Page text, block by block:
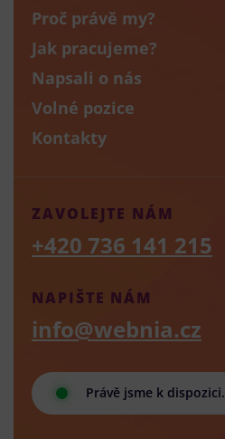
Proč právě my?
Jak pracujeme?
Napsali o nás
Volné pozice
Kontakty
Právě jsme k dispozici.
NAPIŠTE NÁM
info@webnia.cz
ZAVOLEJTE NÁM
+420 736 141 215